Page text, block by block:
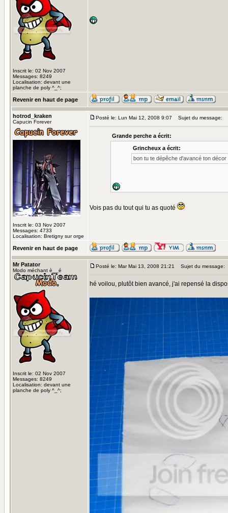
Inscrit le: 02 Nov 2007
Messages: 8249
Localisation: devant une
planche de poly ^_^;
Revenir en haut de page
hotrod_kraken
Capucin Forever
Inscrit le: 03 Nov 2007
Messages: 4733
Localisation: Bretigny sur orge
Posté le: Lun Mai 12, 2008 9:07 Sujet du message:
Grande perche a écrit:
Grincheux a écrit:
bon tu te dépêche d'avancé ton décor
Vois pas du tout qui tu as quoté
Revenir en haut de page
Mr Patator
Modo méchant è__é
Inscrit le: 02 Nov 2007
Messages: 8249
Localisation: devant une
planche de poly ^_^;
Posté le: Mar Mai 13, 2008 21:21 Sujet du message:
hé voilou, plutôt bien avancé, j'ai repensé la